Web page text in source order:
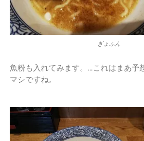
ぎょふん
魚粉も入れてみます。…これはまあ予
マシですね。